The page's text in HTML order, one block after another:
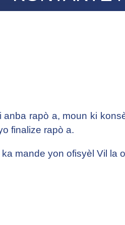
rapò a, moun ki
finalize rapò a.
mande yon ofisyèl Vil la